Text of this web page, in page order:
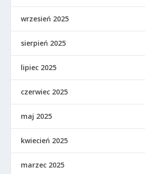
wrzesień 2025
sierpień 2025
lipiec 2025
czerwiec 2025
maj 2025
kwiecień 2025
marzec 2025